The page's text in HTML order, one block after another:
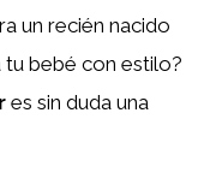
un recién nacido
bebé con estilo?
es sin duda una